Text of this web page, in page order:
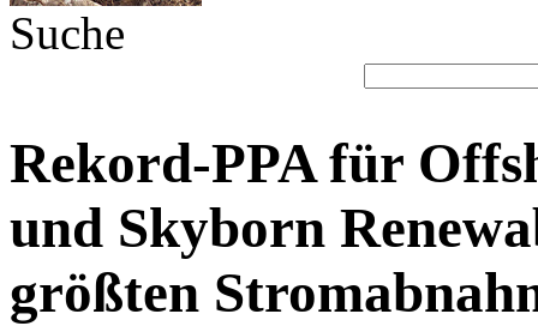
Suche
Rekord-PPA für
und Skyborn
größten